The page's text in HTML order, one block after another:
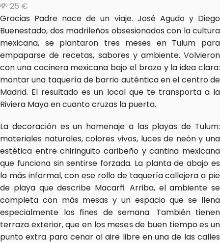
💸 25 €
Gracias Padre nace de un viaje. José Agudo y Diego
Buenestado, dos madrileños obsesionados con la cultura
mexicana, se plantaron tres meses en Tulum para
empaparse de recetas, sabores y ambiente. Volvieron
con una cocinera mexicana bajo el brazo y la idea clara:
montar una taquería de barrio auténtica en el centro de
Madrid. El resultado es un local que te transporta a la
Riviera Maya en cuanto cruzas la puerta.
La decoración es un homenaje a las playas de Tulum:
materiales naturales, colores vivos, luces de neón y una
estética entre chiringuito caribeño y cantina mexicana
que funciona sin sentirse forzada. La planta de abajo es
la más informal, con ese rollo de taquería callejera a pie
de playa que describe Macarfi. Arriba, el ambiente se
completa con más mesas y un espacio que se llena
especialmente los fines de semana. También tienen
terraza exterior, que en los meses de buen tiempo es un
punto extra para cenar al aire libre en una de las calles